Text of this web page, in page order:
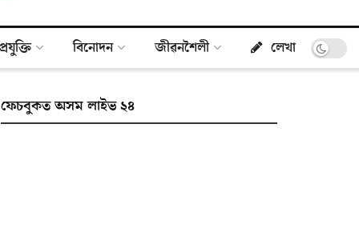
প্ৰযুক্তি বিনোদন জীৱনশৈলী লেখা
ফেচবুকত অসম লাইভ ২৪